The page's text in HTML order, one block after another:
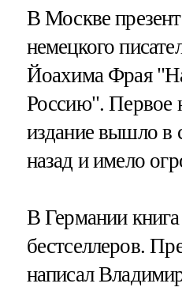
В Москве
немецкого
Йоахима Фрая
Россию". Первое
издание вышло в
назад и имело
В Германии
бестселлеров.
написал